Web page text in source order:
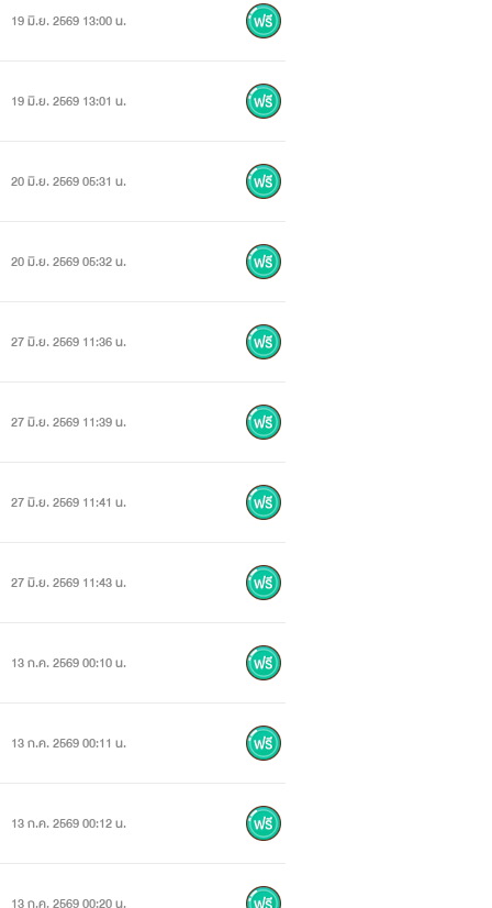
19 มิ.ย. 2569 13:00 น.
19 มิ.ย. 2569 13:01 น.
20 มิ.ย. 2569 05:31 น.
20 มิ.ย. 2569 05:32 น.
27 มิ.ย. 2569 11:36 น.
27 มิ.ย. 2569 11:39 น.
27 มิ.ย. 2569 11:41 น.
27 มิ.ย. 2569 11:43 น.
13 ก.ค. 2569 00:10 น.
13 ก.ค. 2569 00:11 น.
13 ก.ค. 2569 00:12 น.
13 ก.ค. 2569 00:20 น.